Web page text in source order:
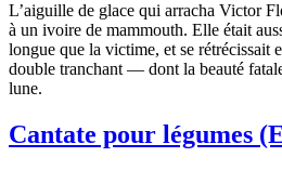
L’aiguille de glace qui arracha Victor
à un ivoire de mammouth. Elle était
longue que la victime, et se
double tranchant — dont la beauté
lune.
Cantate pour légumes